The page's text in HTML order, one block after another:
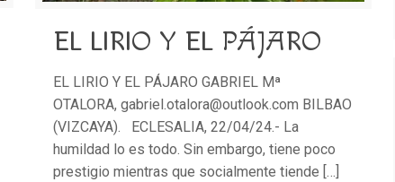
EL LIRIO Y EL PÁJARO
EL LIRIO Y EL PÁJARO GABRIEL Mª
OTALORA, gabriel.otalora@outlook.com BILBAO
(VIZCAYA). ECLESALIA, 22/04/24.- La
humildad lo es todo. Sin embargo, tiene poco
prestigio mientras que socialmente tiende […]